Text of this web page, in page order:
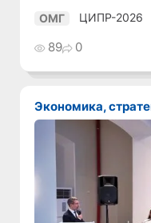
ОМГ ЦИПР-2026
89 0
Экономика,